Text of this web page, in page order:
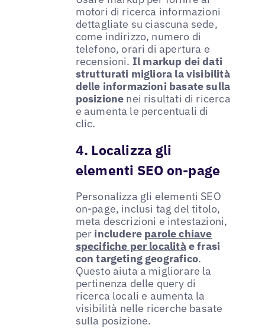
motori di ricerca informazioni
dettagliate su ciascuna sede,
come indirizzo, numero di
telefono, orari di apertura e
recensioni. Il markup dei dati
strutturati migliora la visibilità
delle informazioni basate sulla
posizione nei risultati di ricerca
e aumenta le percentuali di
clic.
4. Localizza gli
elementi SEO on-page
Personalizza gli elementi SEO
on-page, inclusi tag del titolo,
meta descrizioni e intestazioni,
per includere parole chiave
specifiche per localitàe frasi
con targeting geografico.
Questo aiuta a migliorare la
pertinenza delle query di
ricerca locali e aumenta la
visibilità nelle ricerche basate
sulla posizione.